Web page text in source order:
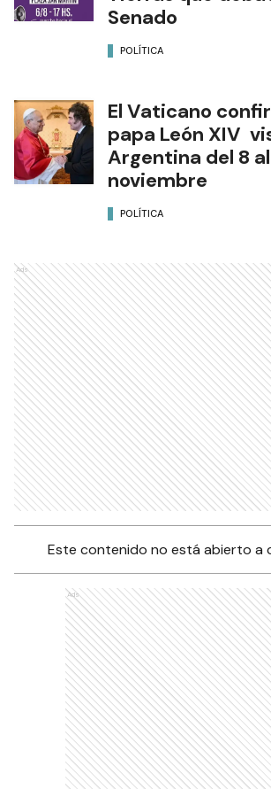
Senado
POLÍTICA
El Vaticano
papa León XIV
Argentina del 8 al
noviembre
POLÍTICA
Ads
Este contenido no está abierto a
Ads